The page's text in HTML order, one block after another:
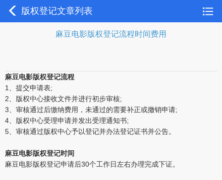
版权登记文章列表
麻豆电影版权登记流程时间费用
麻豆电影版权登记流程
1、提交申请表;
2、版权中心接收文件并进行初步审核;
3、审核通过后缴纳费用，未通过的需要补正或撤销申请;
4、版权中心受理申请并发出受理通知书;
5、审核通过版权中心予以登记并办法登记证书并公告。
麻豆电影版权登记时间
麻豆电影版权登记申请后30个工作日左右办理完成下证。